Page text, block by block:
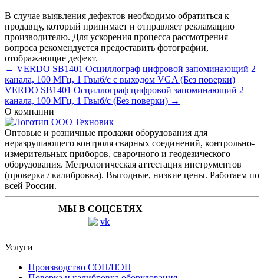
В случае выявления дефектов необходимо обратиться к
продавцу, который принимает и отправляет рекламацию
производителю. Для ускорения процесса рассмотрения
вопроса рекомендуется предоставить фотографии,
отображающие дефект.
← VERDO SB1401 Осциллограф цифровой запоминающий 2
канала, 100 МГц, 1 Гвыб/с с выходом VGA (Без поверки)
VERDO SB1401 Осциллограф цифровой запоминающий 2
канала, 100 МГц, 1 Гвыб/с (Без поверки) →
О компании
Оптовые и розничные продажи оборудования для
неразрушающего контроля сварных соединений, контрольно-
измерительных приборов, сварочного и геодезического
оборудования. Метрологическая аттестация инструментов
(проверка / калибровка). Выгодные, низкие цены. Работаем по
всей России.
МЫ В СОЦСЕТЯХ
Услуги
Производство СОП/ПЭП